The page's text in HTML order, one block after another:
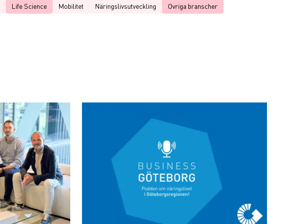
Life Science Mobilitet Näringslivsutveckling
Ovriga branscher